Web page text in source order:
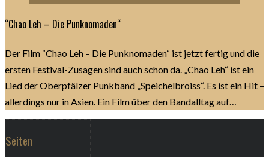
“Chao Leh – Die Punknomaden“
Der Film “Chao Leh – Die Punknomaden“ ist jetzt fertig und die
ersten Festival-Zusagen sind auch schon da. „Chao Leh“ ist ein
Lied der Oberpfälzer Punkband „Speichelbroiss“. Es ist ein Hit –
allerdings nur in Asien. Ein Film über den Bandalltag auf…
Seiten